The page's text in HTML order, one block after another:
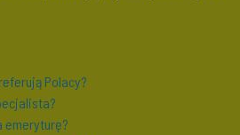
Polacy?
emeryturę?